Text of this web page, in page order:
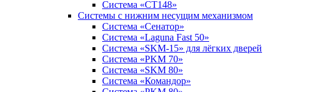
Система «СТ148»
Системы с нижним несущим механизмом
Система «Сенатор»
Система «Laguna Fast 50»
Система «SKM-15» для лёгких дверей
Система «PKM 70»
Система «SKM 80»
Система «Командор»